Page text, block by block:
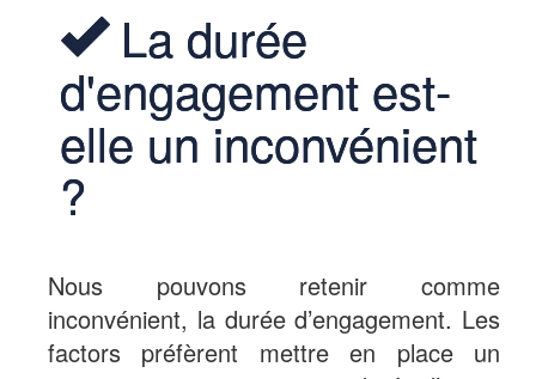
La durée
d'engagement est-
elle un inconvénient
?
Nous pouvons retenir comme
inconvénient, la durée d’engagement. Les
factors préfèrent mettre en place un